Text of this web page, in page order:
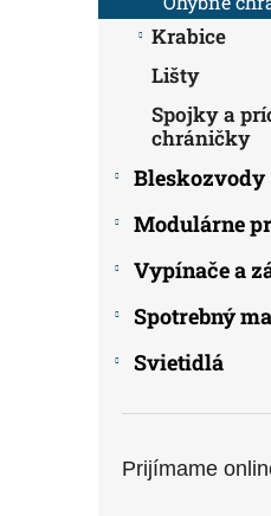
Krabice
Lišty
Spojky a
chráničky
Bleskozvody
Modulárne
Vypínače a
Spotrebný
Svietidlá
Prijímame